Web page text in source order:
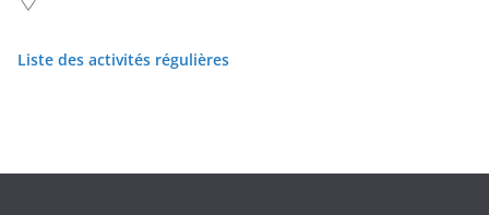
Liste des activités régulières